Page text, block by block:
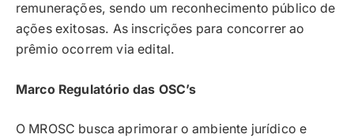
remunerações, sendo um reconhecimento público de
ações exitosas. As inscrições para concorrer ao
prêmio ocorrem via edital.
Marco Regulatório das OSC’s
O MROSC busca aprimorar o ambiente jurídico e